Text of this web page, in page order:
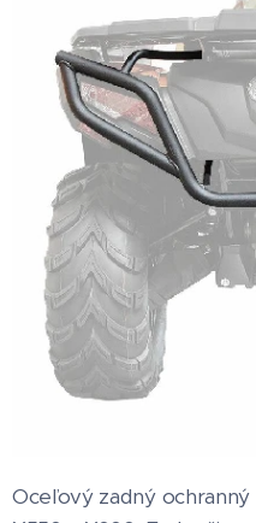
Oceľový zadný ochranný